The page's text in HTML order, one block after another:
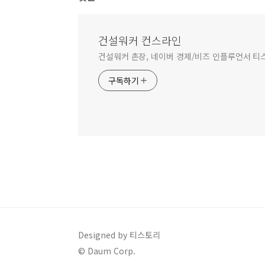
건설워커 컨스라인
건설워커 촌장, 네이버 경제/비즈 인플루언서 티
구독하기
Designed by 티스토리
© Daum Corp.